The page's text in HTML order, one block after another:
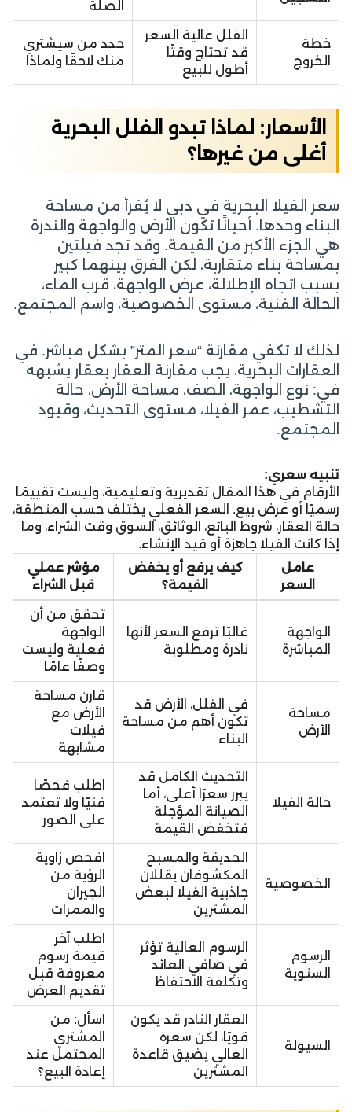
الصلة
خطة
الخروج
الفلل عالية السعر
قد تحتاج وقتًا
أطول للبيع
حدد من سيشتري
منك لاحقًا ولماذا
الأسعار: لماذا تبدو الفلل البحرية
أغلى من غيرها؟
سعر الفيلا البحرية في دبي لا يُقرأ من مساحة
البناء وحدها. أحيانًا تكون الأرض والواجهة والندرة
هي الجزء الأكبر من القيمة. وقد تجد فيلتين
بمساحة بناء متقاربة، لكن الفرق بينهما كبير
بسبب اتجاه الإطلالة، عرض الواجهة، قرب الماء،
الحالة الفنية، مستوى الخصوصية، واسم المجتمع.
لذلك لا تكفي مقارنة “سعر المتر” بشكل مباشر. في
العقارات البحرية، يجب مقارنة العقار بعقار يشبهه
في: نوع الواجهة، الصف، مساحة الأرض، حالة
التشطيب، عمر الفيلا، مستوى التحديث، وقيود
المجتمع.
تنبيه سعري:
الأرقام في هذا المقال تقديرية وتعليمية، وليست تقييمًا
رسميًا أو عرض بيع. السعر الفعلي يختلف حسب المنطقة،
حالة العقار، شروط البائع، الوثائق، السوق وقت الشراء، وما
إذا كانت الفيلا جاهزة أو قيد الإنشاء.
عامل
السعر
كيف يرفع أو يخفض
القيمة؟
مؤشر عملي
قبل الشراء
الواجهة
المباشرة
غالبًا ترفع السعر لأنها
نادرة ومطلوبة
تحقق من أن
الواجهة
فعلية وليست
وصفًا عامًا
مساحة
الأرض
في الفلل، الأرض قد
تكون أهم من مساحة
البناء
قارن مساحة
الأرض مع
فيلات
مشابهة
حالة الفيلا
التحديث الكامل قد
يبرر سعرًا أعلى، أما
الصيانة المؤجلة
فتخفض القيمة
اطلب فحصًا
فنيًا ولا تعتمد
على الصور
الخصوصية
الحديقة والمسبح
المكشوفان يقللان
جاذبية الفيلا لبعض
المشترين
افحص زاوية
الرؤية من
الجيران
والممرات
الرسوم
السنوية
الرسوم العالية تؤثر
في صافي العائد
وتكلفة الاحتفاظ
اطلب آخر
قيمة رسوم
معروفة قبل
تقديم العرض
السيولة
العقار النادر قد يكون
قويًا، لكن سعره
العالي يضيق قاعدة
المشترين
اسأل: من
المشتري
المحتمل عند
إعادة البيع؟